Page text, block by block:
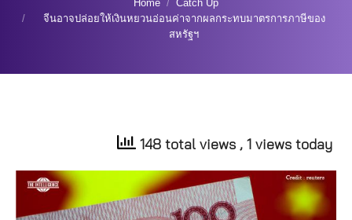
Home
Catch Up
จีนอาจปล่อยให้เงินหยวนอ่อนค่าจากผลกระทบมาตรการภาษีของ
สหรัฐฯ
148 total views , 1 views today